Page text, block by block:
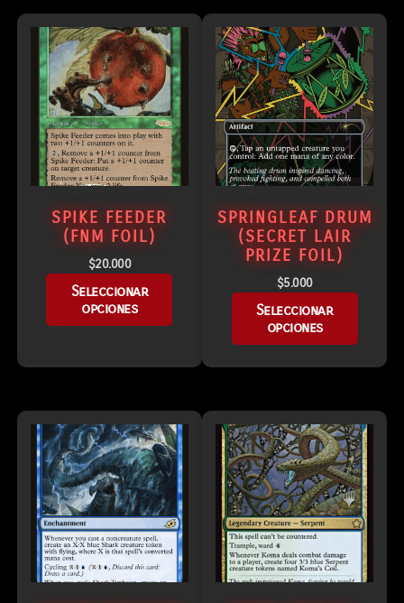
SPIKE FEEDER
(FNM FOIL)
$20.000
Seleccionar
opciones
SPRINGLEAF DRUM
(SECRET LAIR
PRIZE FOIL)
$5.000
Seleccionar
opciones